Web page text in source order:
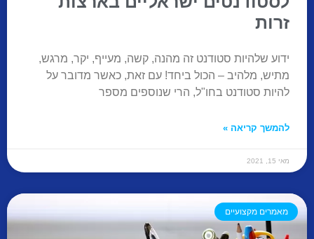
זרות
ידוע שלהיות סטודנט זה מהנה, קשה, מעייף, יקר, מרגש,
מתיש, מלהיב – הכול ביחד! עם זאת, כאשר מדובר על
להיות סטודנט בחו"ל, הרי שנוספים מספר
להמשך קריאה »
מאי 15, 2021
מאמרים מקצועיים